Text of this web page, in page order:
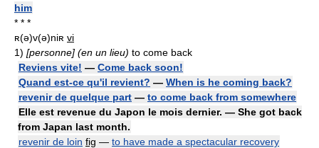
him
* * *
ʀ(ə)v(ə)niʀ vi
1) [personne] (en un lieu) to come back
Reviens vite! — Come back soon!
Quand est-ce qu'il revient? — When is he coming back?
revenir de quelque part — to come back from somewhere
Elle est revenue du Japon le mois dernier. — She got back
from Japan last month.
revenir de loin fig — to have made a spectacular recovery